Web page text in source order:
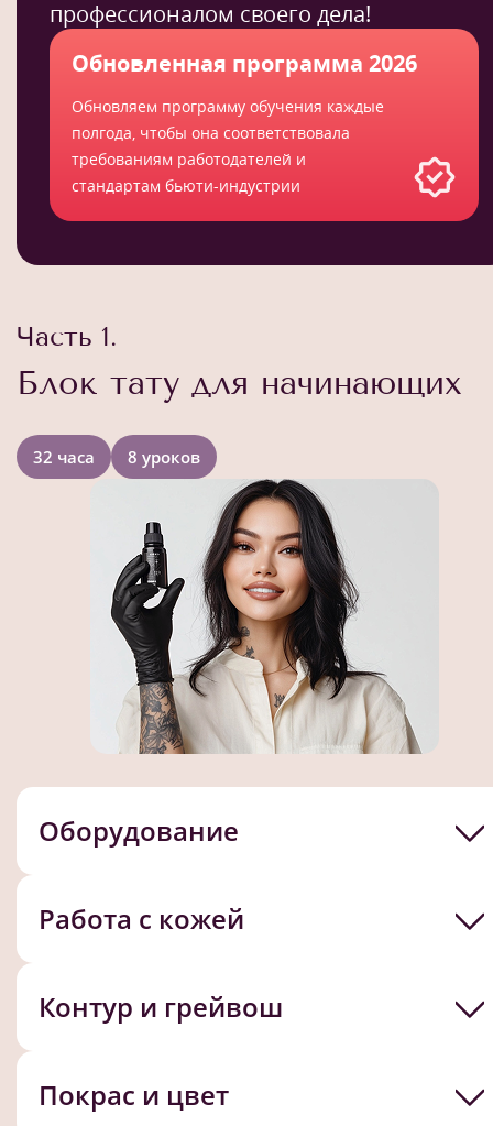
профессионалом своего дела!
Обновленная программа 2026
Обновляем программу обучения каждые
полгода, чтобы она соответствовала
требованиям работодателей и
стандартам бьюти-индустрии
Часть 1.
Блок тату для начинающих
32 часа 8 уроков
Оборудование
Работа с кожей
Контур и грейвош
Покрас и цвет